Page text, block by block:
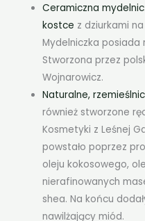
Ceramiczna
kostce z dziurkami
Mydelniczka
Stworzona przez
Wojnarowicz.
Naturalne,
również stworzone
Kosmetyki z Leśnej
powstało poprzez
oleju kokosowego,
nierafinowanych
shea. Na końcu
nawilżający miód.